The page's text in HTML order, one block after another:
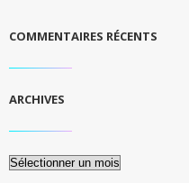
COMMENTAIRES RÉCENTS
ARCHIVES
Archives